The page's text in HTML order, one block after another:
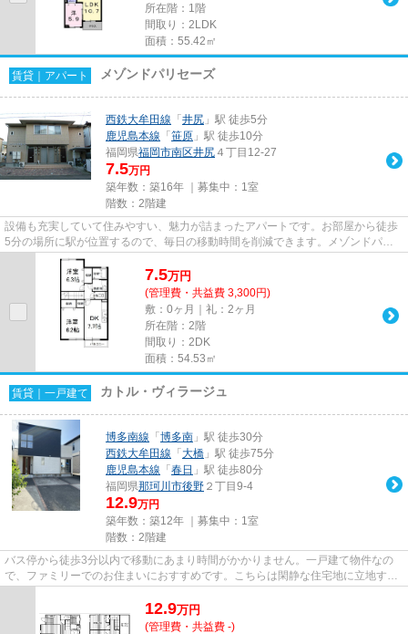
所在階：1階
間取り：2LDK
面積：55.42㎡
賃貸｜アパート メゾンドパリセーズ
西鉄大牟田線 「 井尻 」駅 徒歩5分
鹿児島本線 「 笹原 」駅 徒歩10分
福岡県福岡市南区井尻 ４丁目12-27
7.5万円
築年数：築16年 ｜募集中： 1室
階数：2階建
設備も充実していて住みやすい、魅力が詰まったアパートです。お部屋から徒歩
5分の場所に駅が位置するので、毎日の移動時間を削減できます。メゾンドパリ
セーズ：井尻駅にも近くて便利...
7.5万円
(管理費・共益費 3,300円)
敷：0ヶ月｜礼：2ヶ月
所在階：2階
間取り：2DK
面積：54.53㎡
賃貸｜一戸建て カトル・ヴィラージュ
博多南線 「 博多南 」駅 徒歩30分
西鉄大牟田線 「 大橋 」駅 徒歩75分
鹿児島本線 「 春日 」駅 徒歩80分
福岡県那珂川市後野 ２丁目9-4
12.9万円
築年数：築12年 ｜募集中： 1室
階数：2階建
バス停から徒歩3分以内で移動にあまり時間がかかりません。一戸建て物件なの
で、ファミリーでのお住まいにおすすめです。こちらは閑静な住宅地に立地する
12.9万円
(管理費・共益費 -)